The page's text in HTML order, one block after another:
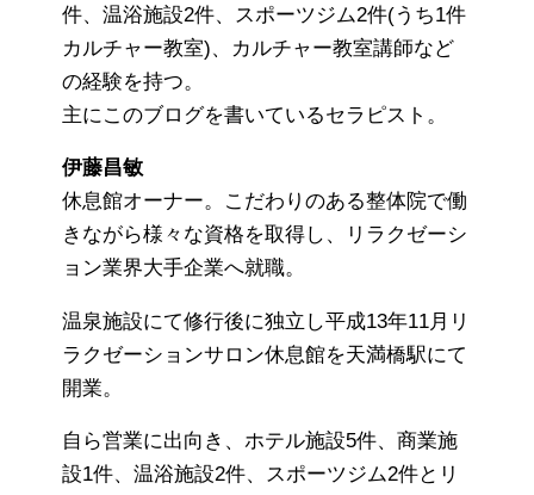
件、温浴施設2件、スポーツジム2件(うち1件
カルチャー教室)、カルチャー教室講師など
の経験を持つ。
主にこのブログを書いているセラピスト。
伊藤昌敏
休息館オーナー。こだわりのある整体院で働
きながら様々な資格を取得し、リラクゼーシ
ョン業界大手企業へ就職。
温泉施設にて修行後に独立し平成13年11月リ
ラクゼーションサロン休息館を天満橋駅にて
開業。
自ら営業に出向き、ホテル施設5件、商業施
設1件、温浴施設2件、スポーツジム2件とリ